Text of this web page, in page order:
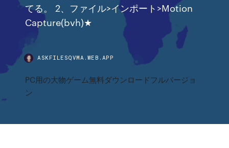
てる。 2、ファイル>インポート>Motion
Capture(bvh)★
ASKFILESQVMA.WEB.APP
PC用の大物ゲーム無料ダウンロードフルバージョ
ン